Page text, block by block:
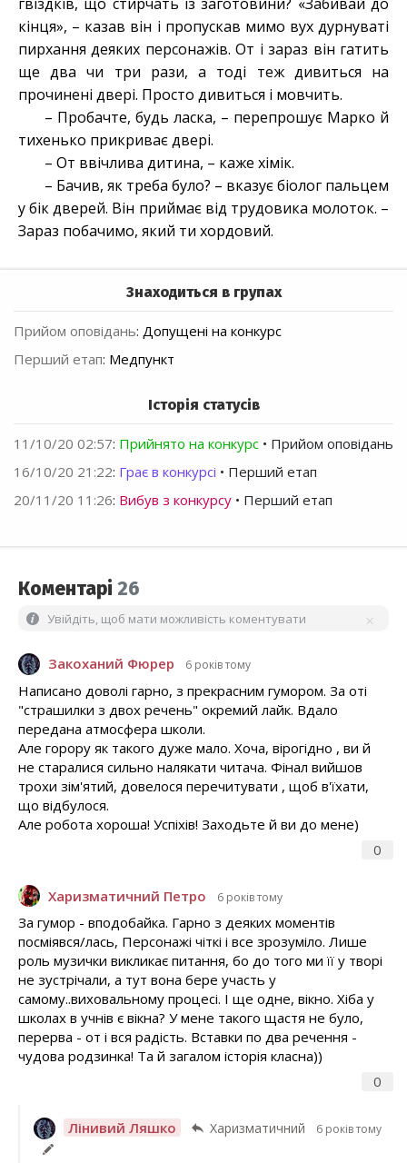
гвіздків, що стирчать із заготовини? «Забивай до
кінця», – казав він і пропускав мимо вух дурнуваті
пирхання деяких персонажів. От і зараз він гатить
ще два чи три рази, а тоді теж дивиться на
прочинені двері. Просто дивиться і мовчить.
– Пробачте, будь ласка, – перепрошує Марко й
тихенько прикриває двері.
– От ввічлива дитина, – каже хімік.
– Бачив, як треба було? – вказує біолог пальцем
у бік дверей. Він приймає від трудовика молоток. –
Зараз побачимо, який ти хордовий.
Знаходиться в групах
Прийом оповідань: Допущені на конкурс
Перший етап: Медпункт
Історія статусів
11/10/20 02:57: Прийнято на конкурс • Прийом оповідань
16/10/20 21:22: Грає в конкурсі • Перший етап
20/11/20 11:26: Вибув з конкурсу • Перший етап
Коментарі 26
Увійдіть, щоб мати можливість коментувати
Закоханий Фюрер 6 років тому
0
Написано доволі гарно, з прекрасним гумором. За оті
"страшилки з двох речень" окремий лайк. Вдало
передана атмосфера школи.
Але горору як такого дуже мало. Хоча, вірогідно , ви й
не старалися сильно налякати читача. Фінал вийшов
трохи зім'ятий, довелося перечитувати , щоб в'їхати,
що відбулося.
Але робота хороша! Успіхів! Заходьте й ви до мене)
Харизматичний Петро 6 років тому
0
За гумор - вподобайка. Гарно з деяких моментів
посміявся/лась, Персонажі чіткі і все зрозуміло. Лише
роль музички викликає питання, бо до того ми її у творі
не зустрічали, а тут вона бере участь у
самому..виховальному процесі. І ще одне, вікно. Хіба у
школах в учнів є вікна? У мене такого щастя не було,
перерва - от і вся радість. Вставки по два речення -
чудова родзинка! Та й загалом історія класна))
Лінивий Ляшко Харизматичний 6 років тому